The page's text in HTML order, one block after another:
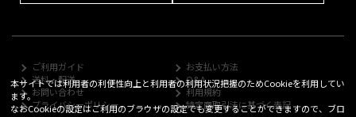
ご利用ガイド
お支払い方法
送料・配送
Q&A
お問い合わせ
利用規約
プライバシーポリシー
特定商取引法に基づく表記
本サイトでは利用者の利便性向上と利用者の利用状況把握のためCookieを利用してい
ます。
なおCookieの設定はご利用のブラウザの設定でも変更することができますので、ブロ